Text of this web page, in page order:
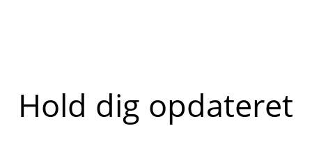
Hold dig opdateret